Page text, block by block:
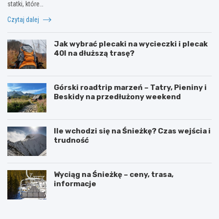
statki, które…
Czytaj dalej
Jak wybrać plecaki na wycieczki i plecak
40l na dłuższą trasę?
Górski roadtrip marzeń – Tatry, Pieniny i
Beskidy na przedłużony weekend
Ile wchodzi się na Śnieżkę? Czas wejścia i
trudność
Wyciąg na Śnieżkę – ceny, trasa,
informacje
W
O